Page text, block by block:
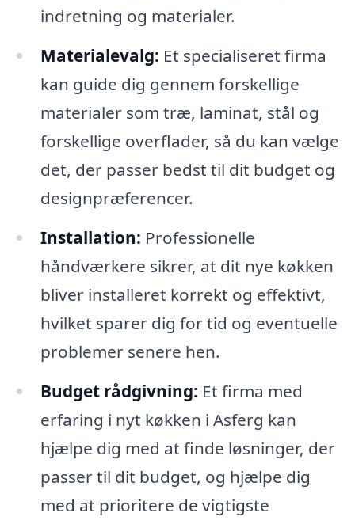
indretning og materialer.
Materialevalg: Et specialiseret firma
kan guide dig gennem forskellige
materialer som træ, laminat, stål og
forskellige overflader, så du kan vælge
det, der passer bedst til dit budget og
designpræferencer.
Installation: Professionelle
håndværkere sikrer, at dit nye køkken
bliver installeret korrekt og effektivt,
hvilket sparer dig for tid og eventuelle
problemer senere hen.
Budget rådgivning: Et firma med
erfaring i nyt køkken i Asferg kan
hjælpe dig med at finde løsninger, der
passer til dit budget, og hjælpe dig
med at prioritere de vigtigste